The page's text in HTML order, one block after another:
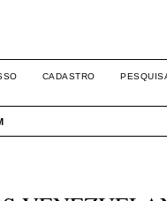
CADASTRO